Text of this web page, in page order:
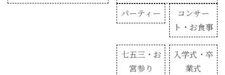
パーティー
コンサー
ト・お食事
七五三・お
宮参り
入学式・卒
業式